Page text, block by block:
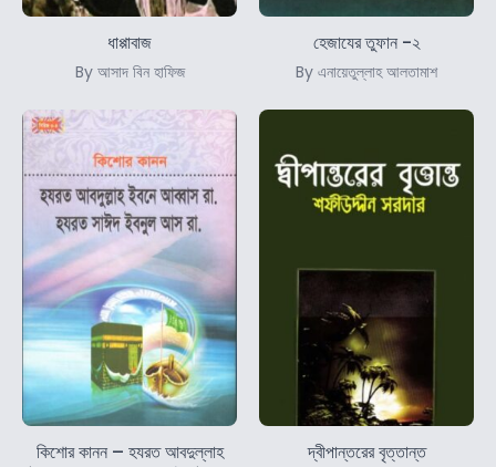
ধাপ্পাবাজ
By আসাদ বিন হাফিজ
হেজাযের তুফান -২
By এনায়েতুল্লাহ আলতামাশ
কিশোর কানন – হযরত আবদুল্লাহ
দ্বীপান্তরের বৃত্তান্ত